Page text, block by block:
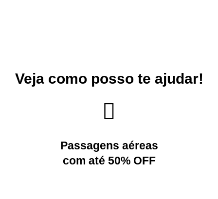
Veja como posso te ajudar!
Passagens aéreas
com até 50% OFF